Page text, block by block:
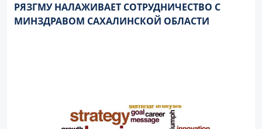
РЯЗГМУ НАЛАЖИВАЕТ СОТРУДНИЧЕСТВО С
МИНЗДРАВОМ САХАЛИНСКОЙ ОБЛАСТИ